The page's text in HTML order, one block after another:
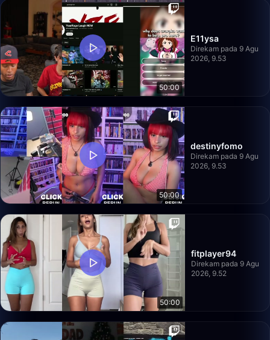
50:00
E11ysa
Direkam pada 9 Agu
2026, 9.53
50:00
destinyfomo
Direkam pada 9 Agu
2026, 9.53
50:00
fitplayer94
Direkam pada 9 Agu
2026, 9.52